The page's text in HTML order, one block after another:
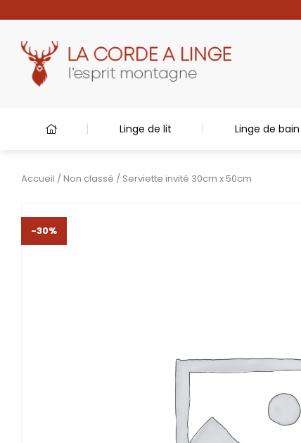
Linge de lit Linge de bain
Accueil / Non classé / Serviette invité 30cm x 50cm
-30%